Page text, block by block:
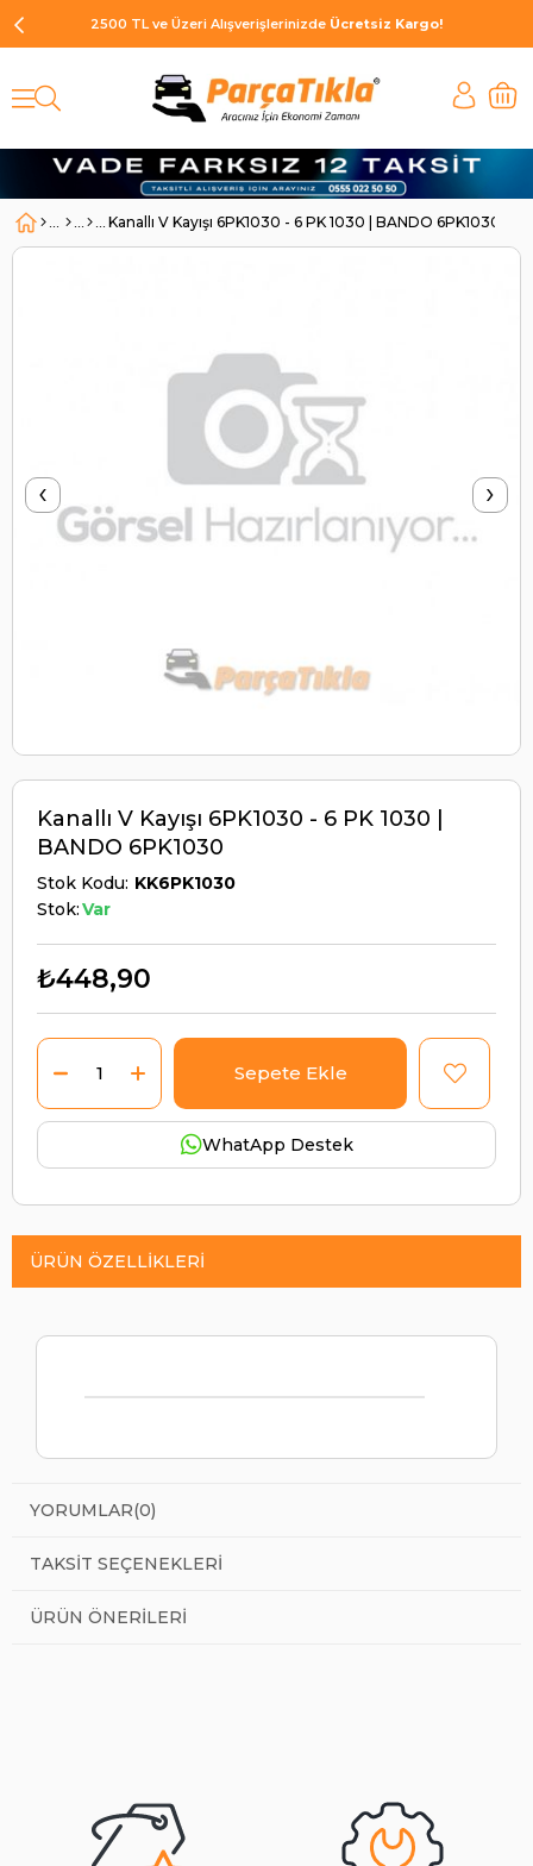
2500 TL ve Üzeri Alışverişlerinizde Ücretsiz Kargo!
Kanallı V Kayışı 6PK1030 - 6 PK 1030 | BANDO 6PK1030
‹ ›
Kanallı V Kayışı 6PK1030 - 6 PK 1030 |
BANDO 6PK1030
Stok Kodu KK6PK1030
Stok:Var
₺448,90
WhatApp Destek
ÜRÜN ÖZELLIKLERI
YORUMLAR(0)
TAKSIT SEÇENEKLERI
ÜRÜN ÖNERILERI